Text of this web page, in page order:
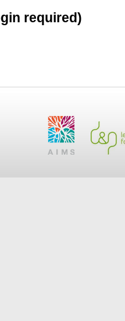
required)